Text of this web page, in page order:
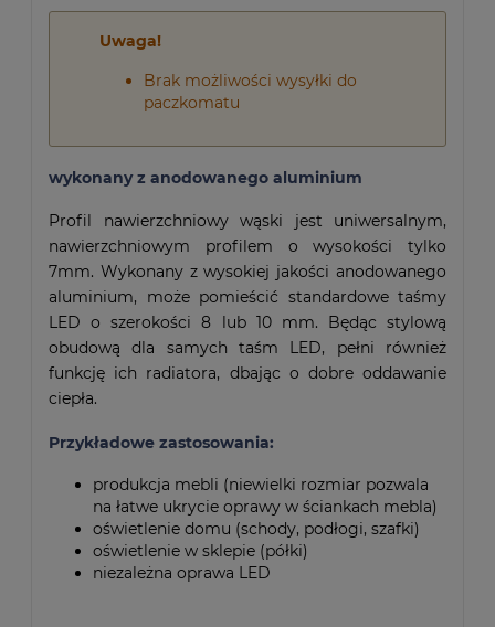
Uwaga!
Brak możliwości wysyłki do
paczkomatu
wykonany z anodowanego aluminium
Profil nawierzchniowy wąski jest uniwersalnym,
nawierzchniowym profilem o wysokości tylko
7mm. Wykonany z wysokiej jakości anodowanego
aluminium, może pomieścić standardowe taśmy
LED o szerokości 8 lub 10 mm. Będąc stylową
obudową dla samych taśm LED, pełni również
funkcję ich radiatora, dbając o dobre oddawanie
ciepła.
Przykładowe zastosowania:
produkcja mebli (niewielki rozmiar pozwala
na łatwe ukrycie oprawy w ściankach mebla)
oświetlenie domu (schody, podłogi, szafki)
oświetlenie w sklepie (półki)
niezależna oprawa LED